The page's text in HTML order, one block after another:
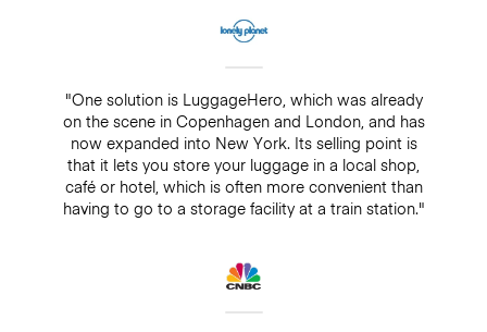
"One solution is LuggageHero, which was already
on the scene in Copenhagen and London, and has
now expanded into New York. Its selling point is
that it lets you store your luggage in a local shop,
café or hotel, which is often more convenient than
having to go to a storage facility at a train station."